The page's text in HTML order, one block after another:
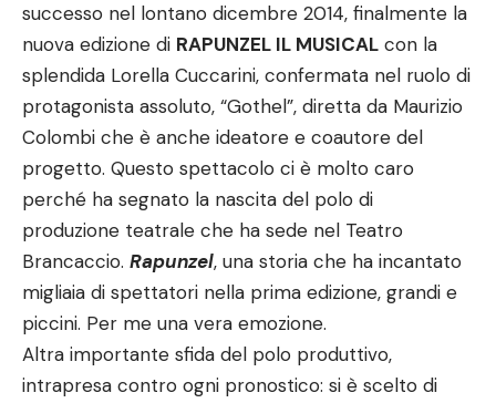
successo nel lontano dicembre 2014, finalmente la
nuova edizione di RAPUNZEL IL MUSICAL con la
splendida Lorella Cuccarini, confermata nel ruolo di
protagonista assoluto, “Gothel”, diretta da Maurizio
Colombi che è anche ideatore e coautore del
progetto. Questo spettacolo ci è molto caro
perché ha segnato la nascita del polo di
produzione teatrale che ha sede nel Teatro
Brancaccio. Rapunzel, una storia che ha incantato
migliaia di spettatori nella prima edizione, grandi e
piccini. Per me una vera emozione.
Altra importante sfida del polo produttivo,
intrapresa contro ogni pronostico: si è scelto di